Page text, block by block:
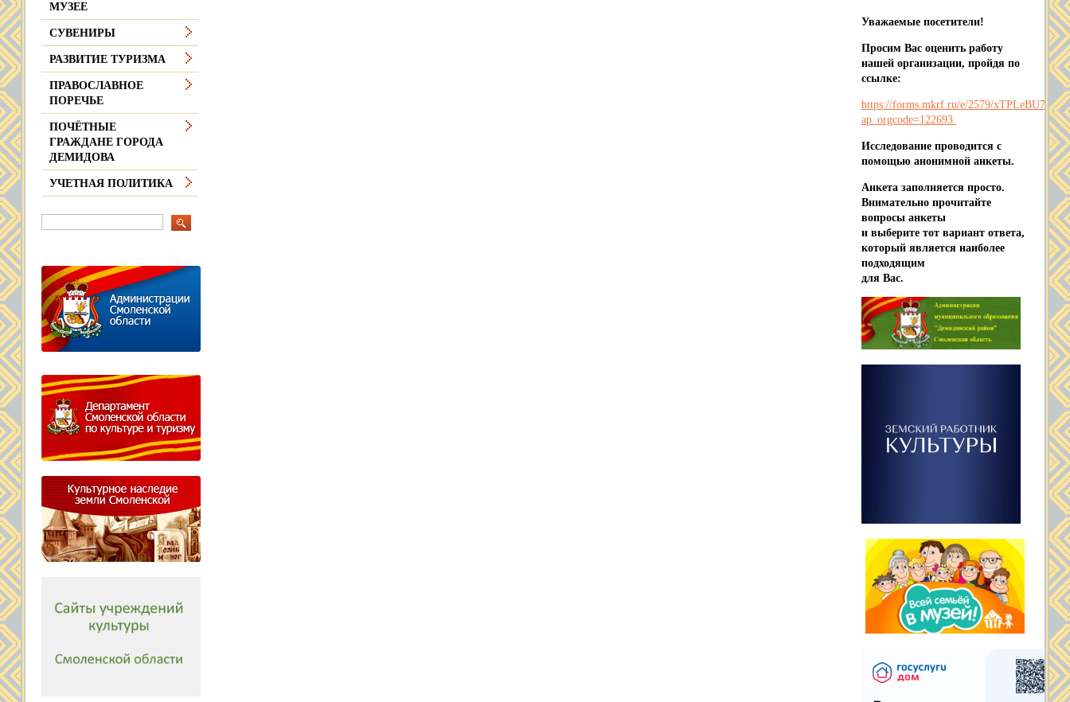
МУЗЕЕ
СУВЕНИРЫ
РАЗВИТИЕ ТУРИЗМА
ПРАВОСЛАВНОЕ
ПОРЕЧЬЕ
ПОЧЁТНЫЕ
ГРАЖДАНЕ ГОРОДА
ДЕМИДОВА
УЧЕТНАЯ ПОЛИТИКА
Уважаемые посетители!
Просим Вас оценить работу
нашей организации, пройдя по
ссылке:
https://forms.mkrf.ru/e/2579/xTPLeBU7/?
ap_orgcode=122693
Исследование проводится с
помощью анонимной анкеты.
Анкета заполняется просто.
Внимательно прочитайте
вопросы анкеты
и выберите тот вариант ответа,
который является наиболее
подходящим
для Вас.